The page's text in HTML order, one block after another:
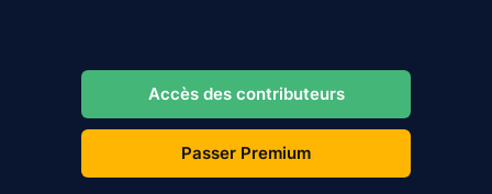
Accès des contributeurs
Passer Premium